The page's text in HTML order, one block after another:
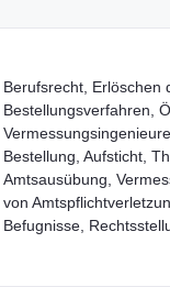
Berufsrecht, Erlöschen
Bestellungsverfahren,
Bestellung, Aufsticht,
Amtsausübung,
von
Befugnisse,